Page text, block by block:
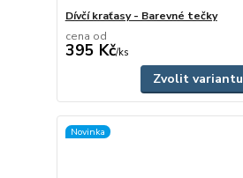
Dívčí kraťasy - Barevné tečky
cena od
395 Kč/ks
Zvolit variantu
Novinka